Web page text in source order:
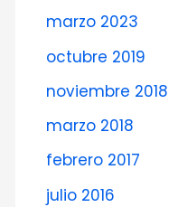
marzo 2023
octubre 2019
noviembre 2018
marzo 2018
febrero 2017
julio 2016